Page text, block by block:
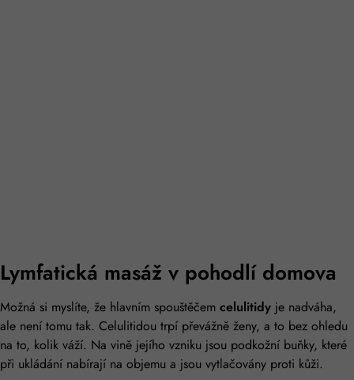
Lymfatická masáž v pohodlí domova
Možná si myslíte, že hlavním spouštěčem celulitidy je nadváha,
ale není tomu tak. Celulitidou trpí převážně ženy, a to bez ohledu
na to, kolik váží. Na vině jejího vzniku jsou podkožní buňky, které
při ukládání nabírají na objemu a jsou vytlačovány proti kůži.